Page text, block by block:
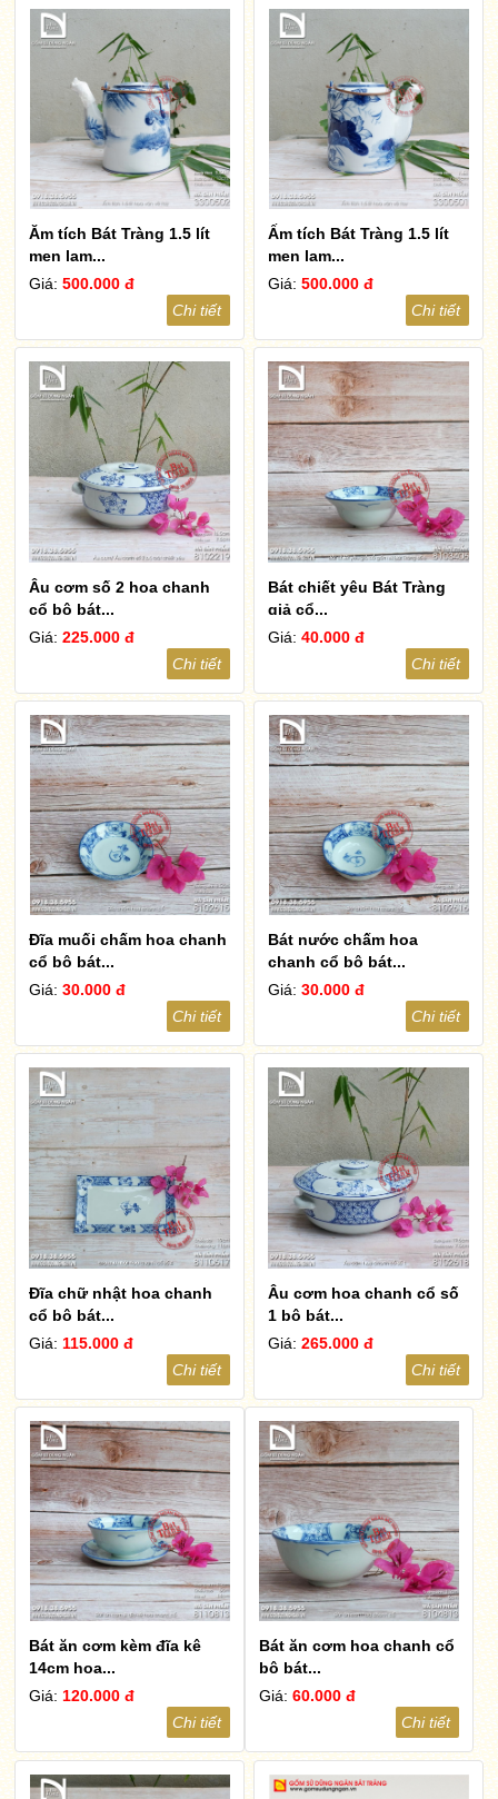
Ăm tích Bát Tràng 1.5 lít
men lam...
Giá:500.000 đ
Chi tiết
Ấm tích Bát Tràng 1.5 lít
men lam...
Giá:500.000 đ
Chi tiết
Âu cơm số 2 hoa chanh
cổ bộ bát...
Giá:225.000 đ
Chi tiết
Bát chiết yêu Bát Tràng
giả cổ...
Giá:40.000 đ
Chi tiết
Đĩa muối chấm hoa chanh
cổ bộ bát...
Giá:30.000 đ
Chi tiết
Bát nước chấm hoa
chanh cổ bộ bát...
Giá:30.000 đ
Chi tiết
Đĩa chữ nhật hoa chanh
cổ bộ bát...
Giá: 115.000 đ
Chi tiết
Âu cơm hoa chanh cổ số
1 bộ bát...
Giá:265.000 đ
Chi tiết
Bát ăn cơm kèm đĩa kê
14cm hoa...
Giá:120.000 đ
Chi tiết
Bát ăn cơm hoa chanh cổ
bộ bát...
Giá: 60.000 đ
Chi tiết